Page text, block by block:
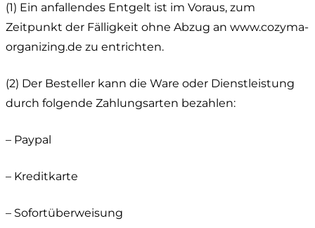
(1) Ein anfallendes Entgelt ist im Voraus, zum
Zeitpunkt der Fälligkeit ohne Abzug an www.cozyma-
organizing.de zu entrichten.
(2) Der Besteller kann die Ware oder Dienstleistung
durch folgende Zahlungsarten bezahlen:
– Paypal
– Kreditkarte
– Sofortüberweisung